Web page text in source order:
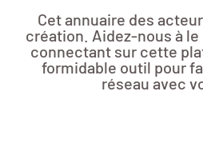
Cet annuaire des
création. Aidez-nous à
connectant sur cette
formidable outil pour
réseau avec